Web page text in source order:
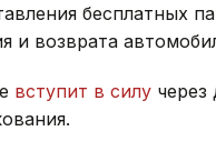
бесплатных
и возврата
вступит в силу через